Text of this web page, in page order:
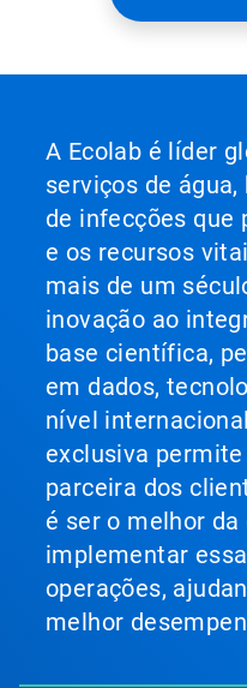
A Ecolab é líder
serviços de
de infecções que
e os recursos
mais de um
inovação ao
base científica,
em dados,
nível
exclusiva
parceira dos
é ser o melhor
implementar
operações,
melhor